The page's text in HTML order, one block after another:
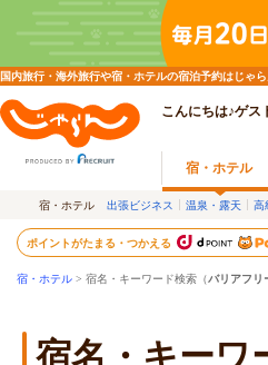
国内旅行・海外旅行や宿・ホテルの宿泊予約はじ
こんにちは♪ゲス
宿・ホテル
宿・ホテル 出張ビジネス 温泉・露天 高
ポイントがたまる・つかえる
宿・ホテル > 宿名・キーワード検索（バリアフリ
宿名・キーワ